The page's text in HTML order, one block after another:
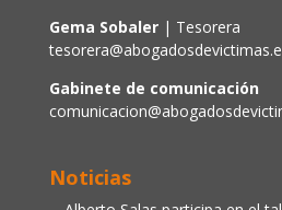
Gema Sobaler| Tesorera
Gabinete de comunicación
Noticias